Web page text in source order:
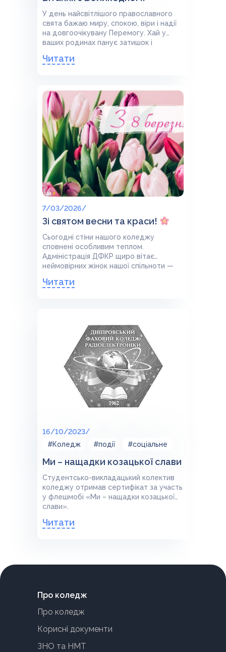
У день найсвітлішого православного
свята бажаю миру, спокою, віри і надії
на довгоочікувану Перемогу. Хай у
ваших родинах панує затишок і
злагода. Нехай Божа милість береже
Рідній Україні – МИРУ!
Читати
7/03/2026/
Зі святом весни та краси!
Сьогодні стіни нашого коледжу
сповнені особливим теплом.
Адміністрація ДФКР щиро вітає
неймовірних жінок нашої спільноти —
студенток.
Читати
16/10/2023/
#Коледж
#події #соціальне
Ми – нащадки козацької слави
Студентсько-викладацький колектив
коледжу отримав сертифікат за участь
у флешмобі «Ми – нащадки козацької
слави».
Читати
Про коледж
Про коледж
Корисні документи
ЗНО та НМТ